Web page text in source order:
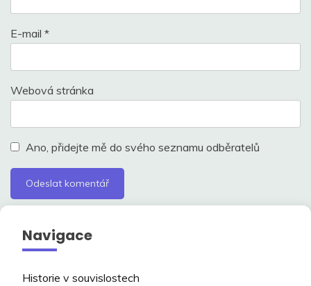
E-mail *
Webová stránka
Ano, přidejte mě do svého seznamu odběratelů
Navigace
Historie v souvislostech